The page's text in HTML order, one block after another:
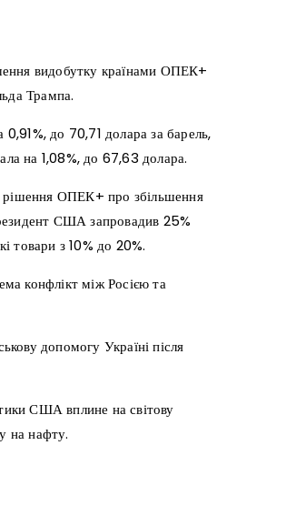
видобутку країнами ОПЕК+
Трампа.
до 70,71 долара за барель,
на 1,08%, до 67,63 долара.
ОПЕК+ про збільшення
США запровадив 25%
товари з 10% до 20%.
конфлікт між Росією та
допомогу Україні після
США вплине на світову
на нафту.